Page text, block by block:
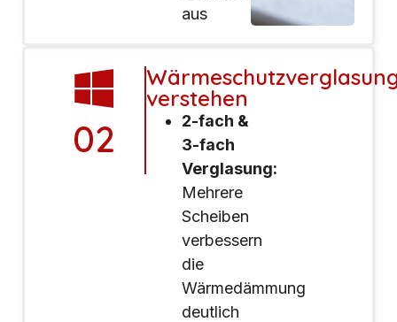
aus
02
verstehen
2-fach &
3-fach
Verglasung:
Mehrere
Scheiben
verbessern
die
Wärmedämmung
deutlich